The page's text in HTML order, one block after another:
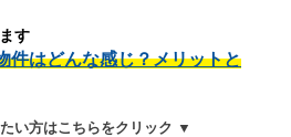
す
件はどんな感じ？メリットと
い方はこちらをクリック ▼